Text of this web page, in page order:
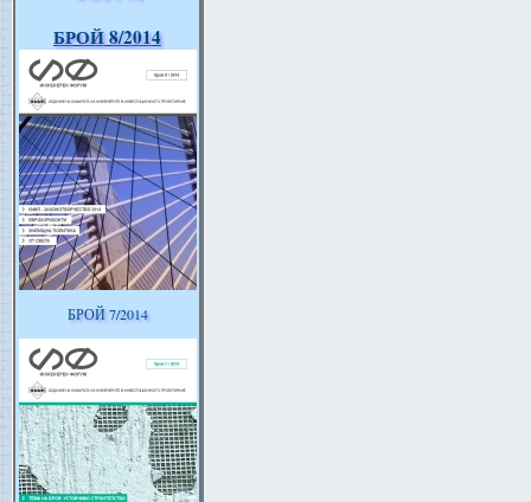
БРОЙ 8/2014
БРОЙ 7/2014